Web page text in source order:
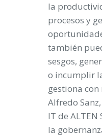
la
procesos y
también
sesgos,
o incumplir
gestiona con
Alfredo
IT de ALTEN
la